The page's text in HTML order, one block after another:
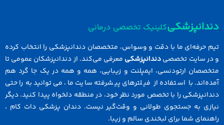
کلینیک تخصصی درمانی
حرفه‌ای ما با دقت و وسواس، متخصصان دندانپزشکی را انتخاب کرده
سایت تخصصیدندانپزشکیمعرفی می‌کند. از دندانپزشکان عمومی تا
ارتودنسی، ایمپلنت و زیبایی، همه و همه در یک جا گرد هم
با استفاده از فیلترهای پیشرفته سایت ما، می‌توانید به راحتی
را با تخصص مورد نظر خود، در منطقه دلخواه پیدا کنید. دیگر
به جستجوی طولانی و وقت‌گیر نیست. دندان پزشکی دات کام ،
شما برای لبخندی سالم و زیبا.